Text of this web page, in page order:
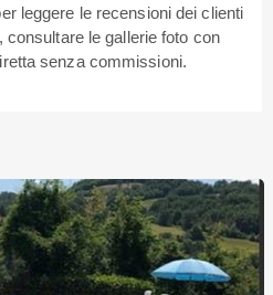
leggere le recensioni dei clienti
le gallerie foto con
senza commissioni.